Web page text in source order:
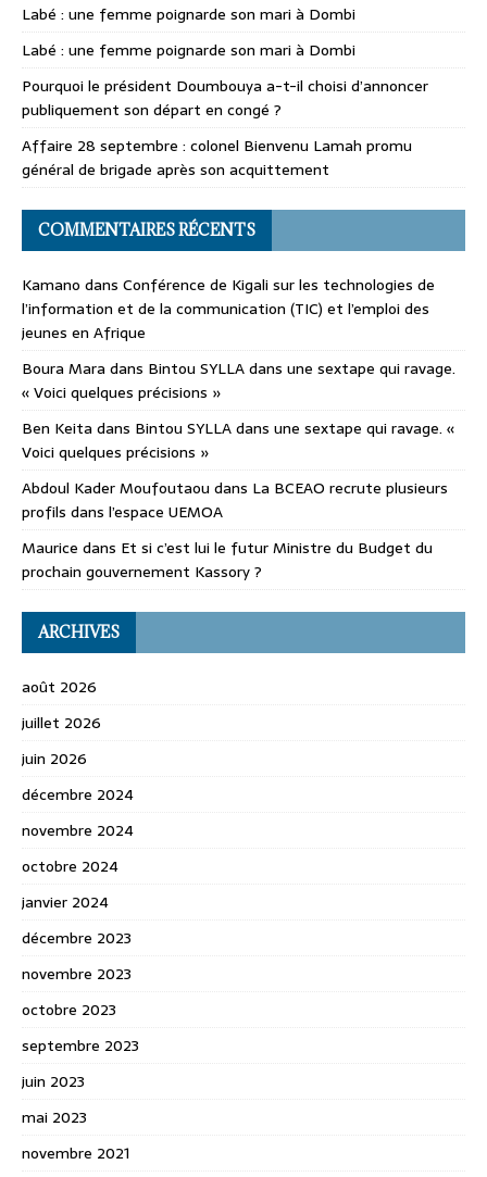
Labé : une femme poignarde son mari à Dombi
Labé : une femme poignarde son mari à Dombi
Pourquoi le président Doumbouya a-t-il choisi d’annoncer
publiquement son départ en congé ?
Affaire 28 septembre : colonel Bienvenu Lamah promu
général de brigade après son acquittement
COMMENTAIRES RÉCENTS
Kamano dans Conférence de Kigali sur les technologies de
l’information et de la communication (TIC) et l’emploi des
jeunes en Afrique
Boura Mara dans Bintou SYLLA dans une sextape qui ravage.
« Voici quelques précisions »
Ben Keita dans Bintou SYLLA dans une sextape qui ravage. «
Voici quelques précisions »
Abdoul Kader Moufoutaou dans La BCEAO recrute plusieurs
profils dans l’espace UEMOA
Maurice dans Et si c’est lui le futur Ministre du Budget du
prochain gouvernement Kassory ?
ARCHIVES
août 2026
juillet 2026
juin 2026
décembre 2024
novembre 2024
octobre 2024
janvier 2024
décembre 2023
novembre 2023
octobre 2023
septembre 2023
juin 2023
mai 2023
novembre 2021